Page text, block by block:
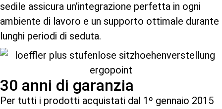
sedile assicura un’integrazione perfetta in ogni
ambiente di lavoro e un supporto ottimale durante
lunghi periodi di seduta.
30 anni di garanzia
Per tutti i prodotti acquistati dal 1º gennaio 2015